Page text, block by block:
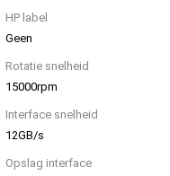
HP label
Geen
Rotatie snelheid
15000rpm
Interface snelheid
12GB/s
Opslag interface